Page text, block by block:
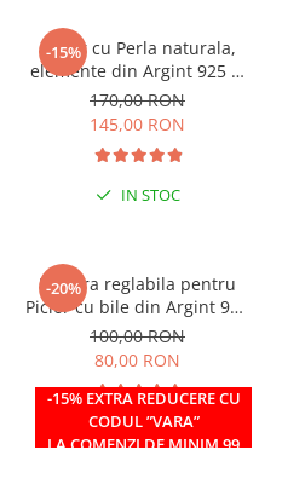
-15%
Colier cu Perla naturala,
elemente din Argint 925 si
margele Miyuki, verde/kiwi
170,00 RON
145,00 RON
IN STOC
-20%
-15% EXTRA REDUCERE CU
CODUL ”VARA”
LA COMENZI DE MINIM 99
Bratara reglabila pentru
Picior cu bile din Argint 925
si margele Miyuki verzi
100,00 RON
80,00 RON
IN STOC